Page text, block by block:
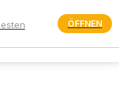
menu
ÖFFNEN